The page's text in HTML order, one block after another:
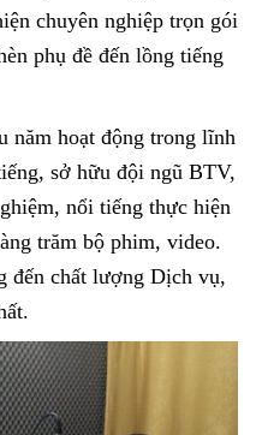
chuyên nghiệp trọn gói
phụ đề đến lồng tiếng
năm hoạt động trong lĩnh
sở hữu đội ngũ BTV,
nổi tiếng thực hiện
trăm bộ phim, video.
đến chất lượng Dịch vụ,